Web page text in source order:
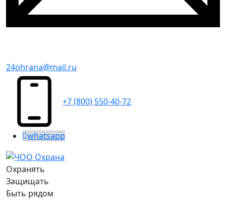
24ohrana@mail.ru
+7 (800) 550-40-72
whatsapp
Охранять
Защищать
Быть рядом